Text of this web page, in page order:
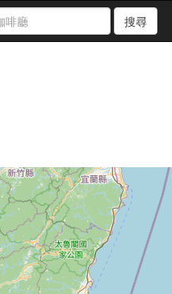
搜尋